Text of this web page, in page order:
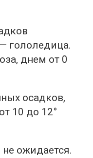
гололедица.
днем ​​от 0
осадков,
10 до 12°
ожидается.